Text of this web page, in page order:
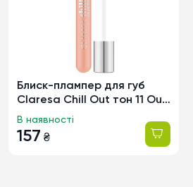
Блиск-плампер для губ
Claresa Chill Out тон 11 Out
Of Gear, 5мл
157 ₴
В наявності